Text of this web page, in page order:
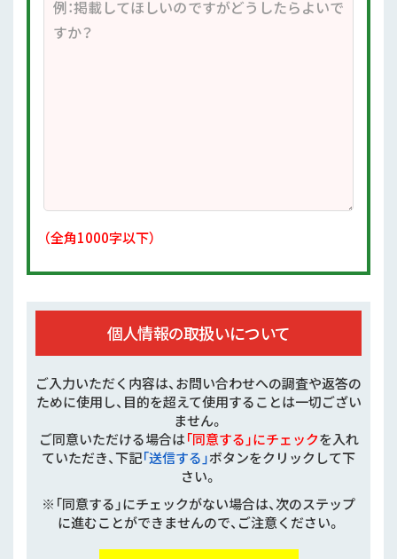
（全角1000字以下）
個人情報の取扱いについて
ご入力いただく内容は、お問い合わせへの調査や返答の
ために使用し、目的を超えて使用することは一切ござい
ません。
ご同意いただける場合は「同意する」にチェックを入れ
ていただき、下記「送信する」ボタンをクリックして下
さい。
※「同意する」にチェックがない場合は、次のステップ
に進むことができませんので、ご注意ください。